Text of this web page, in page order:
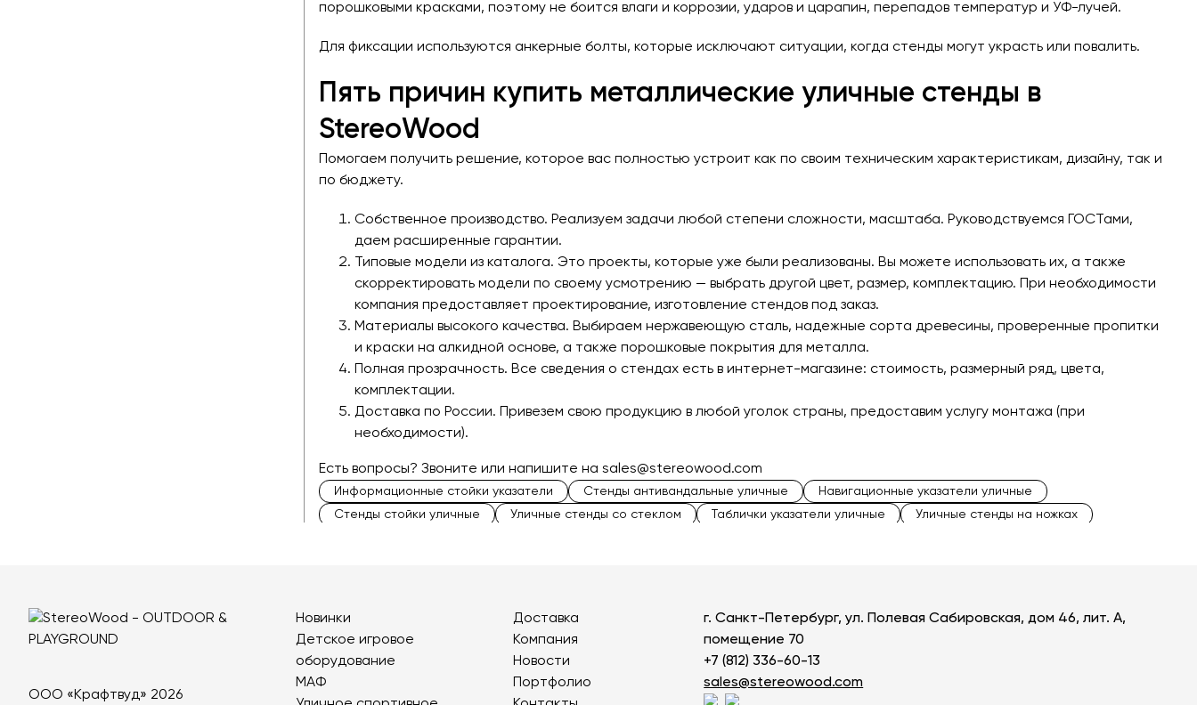
порошковыми красками, поэтому не боится влаги и коррозии, ударов и царапин, перепадов температур и УФ-лучей.
Для фиксации используются анкерные болты, которые исключают ситуации, когда стенды могут украсть или повалить.
Пять причин купить металлические уличные стенды в
StereoWood
Помогаем получить решение, которое вас полностью устроит как по своим техническим характеристикам, дизайну, так и
по бюджету.
Собственное производство. Реализуем задачи любой степени сложности, масштаба. Руководствуемся ГОСТами,
даем расширенные гарантии.
Типовые модели из каталога. Это проекты, которые уже были реализованы. Вы можете использовать их, а также
скорректировать модели по своему усмотрению — выбрать другой цвет, размер, комплектацию. При необходимости
компания предоставляет проектирование, изготовление стендов под заказ.
Материалы высокого качества. Выбираем нержавеющую сталь, надежные сорта древесины, проверенные пропитки
и краски на алкидной основе, а также порошковые покрытия для металла.
Полная прозрачность. Все сведения о стендах есть в интернет-магазине: стоимость, размерный ряд, цвета,
комплектации.
Доставка по России. Привезем свою продукцию в любой уголок страны, предоставим услугу монтажа (при
необходимости).
Есть вопросы? Звоните или напишите на sales@stereowood.com
Информационные стойки указатели Стенды антивандальные уличные
Навигационные указатели уличные
Стенды стойки уличные
Уличные стенды со стеклом Таблички указатели уличные
Уличные стенды на ножках
Новинки
Детское игровое
оборудование
МАФ
Доставка
Компания
Новости
Портфолио
г. Санкт-Петербург, ул. Полевая Сабировская, дом 46, лит. А,
помещение 70
+7 (812) 336-60-13
sales@stereowood.com
ООО «Крафтвуд» 2026